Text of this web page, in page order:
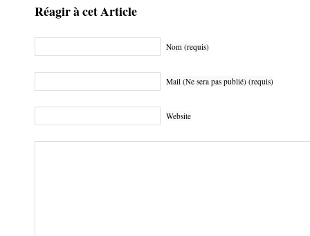
Réagir à cet Article
Nom (requis)
Mail (Ne sera pas publié) (requis)
Website